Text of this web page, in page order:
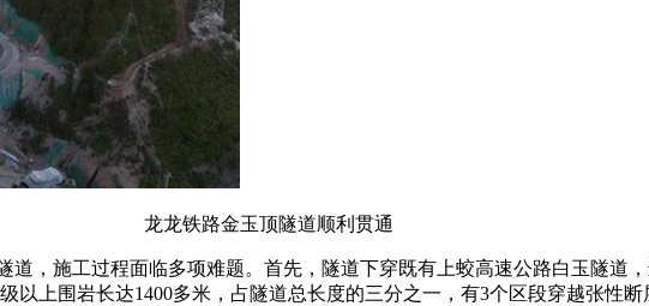
龙龙铁路金玉顶隧道顺利贯通
道，施工过程面临多项难题。首先，隧道下穿既有上蛟高速公路白玉隧道
以上围岩长达1400多米，占隧道总长度的三分之一，有3个区段穿越张性